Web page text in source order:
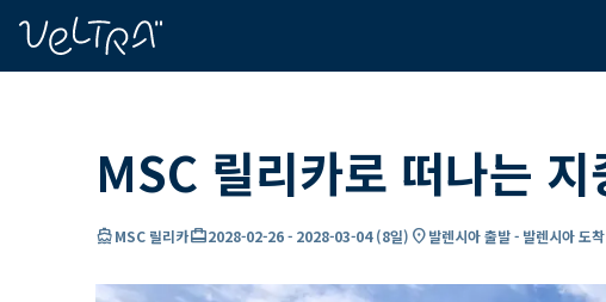
MSC 릴리카로 떠나는
directions_boatMSC 릴리카card_travel2028-02-26- 2028-03-04(8일) location_on발렌시아 출발 - 발렌시아 도착